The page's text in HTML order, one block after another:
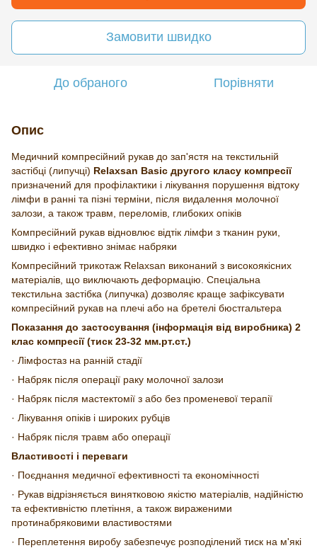
Замовити швидко
До обраного Порівняти
Опис
Медичний компресійний рукав до зап'ястя на текстильній
застібці (липучці) Relaxsan Basic другого класу компресії
призначений для профілактики і лікування порушення відтоку
лімфи в ранні та пізні терміни, після видалення молочної
залози, а також травм, переломів, глибоких опіків
Компресійний рукав відновлює відтік лімфи з тканин руки,
швидко і ефективно знімає набряки
Компресійний трикотаж Relaxsan виконаний з високоякісних
матеріалів, що виключають деформацію. Спеціальна
текстильна застібка (липучка) дозволяє краще зафіксувати
компресійний рукав на плечі або на бретелі бюстгальтера
Показання до застосування (інформація від виробника) 2
клас компресії (тиск 23-32 мм.рт.ст.)
· Лімфостаз на ранній стадії
· Набряк після операції раку молочної залози
· Набряк після мастектомії з або без променевої терапії
· Лікування опіків і широких рубців
· Набряк після травм або операції
Властивості і переваги
· Поєднання медичної ефективності та економічності
· Рукав відрізняється винятковою якістю матеріалів, надійністю
та ефективністю плетіння, а також вираженими
протинабряковими властивостями
· Переплетення виробу забезпечує розподілений тиск на м'які